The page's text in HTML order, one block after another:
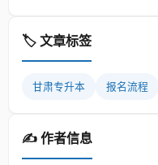
🏷️ 文章标签
甘肃专升本 报名流程
✍️ 作者信息